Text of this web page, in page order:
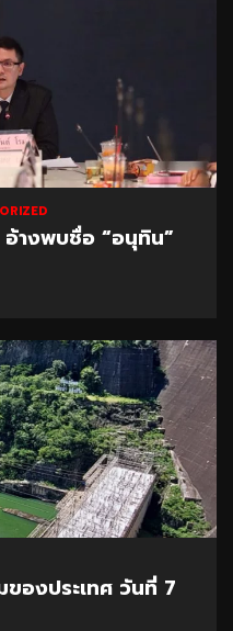
างพบชื่อ “อนุทิน”
องประเทศ วันที่ 7